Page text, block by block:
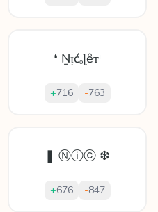
❛ Ṉᴉćₒɭȇᴛⁱ
+716 -763
❚ Ⓝⓘⓒ ❆
+676 -847